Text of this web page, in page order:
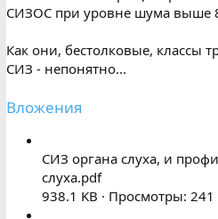
СИЗОС при уровне шума выше
Как они, бестолковые, классы
СИЗ - непонятно...
Вложения
СИЗ органа слуха, и
слуха.pdf
938.1 KB · Просмотры: 241